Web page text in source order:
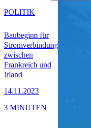
Baubeginn für
Stromverbindung
zwischen
Frankreich und
Irland
14.11.2023
POLITIK
3 MINUTEN